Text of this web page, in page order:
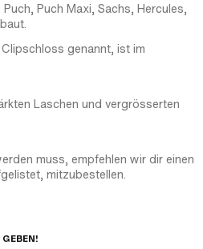
Puch Maxi, Sachs, Hercules,
genannt, ist im
Laschen und vergrösserten
muss, empfehlen wir dir einen
mitzubestellen.